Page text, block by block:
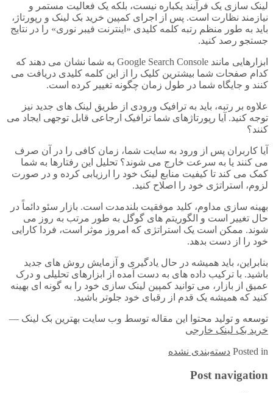
لینک سازی یک فرآیند یکباره نیست، بلکه یک فعالیت مستمر و
نیازمند نظارت است. پس از اجرای کمپین خرید بک لینک و رپورتاژ،
باید به طور منظم رتبه کلمه کلیدی «اینترنت فیبر نوری» را در نتایج
جستجو رصد کنید.
ابزارهایی مانند Google Search Console به شما نشان می دهند که
کدام صفحات شما بیشترین کلیک را از این کلمه کلیدی دریافت می
کنند و جایگاه شما در طول زمان چگونه تغییر کرده است.
علاوه بر رتبه، باید به ترافیک ورودی از طریق لینک های جدید نیز
توجه کنید. آیا رپورتاژهای شما ترافیک ارجاعی قابل توجهی ایجاد می
کنند؟
آیا کاربران پس از ورود به سایت شما، زمان کافی را در آن صرف
می کنند یا به سرعت خارج می شوند؟ تحلیل این رفتارها به شما
کمک می کند تا کیفیت منابع لینک خود را ارزیابی کرده و در صورت
لزوم، استراتژی خود را اصلاح کنید.
بهینه سازی مداوم، کلید موفقیت بلندمدت است. بازار سئو دائماً در
حال تغییر است و الگوریتم های گوگل به طور مرتب به روز می
شوند. ممکن است یک استراتژی که امروز موثر است، فردا کارایی
خود را از دست بدهد.
بنابراین، باید همیشه در حال یادگیری و آزمایش روش های جدید
باشید. با ترکیب داده های به دست آمده از ابزارهای تحلیلی و درک
عمیق از بازار، می توانید کمپین لینک سازی خود را به گونه ای بهینه
کنید که همیشه یک قدم از رقبای خود جلوتر باشید.
توسعه و تولید محتوا این مقاله توسط وب سایت بهترین بک لینک —
خرید بک لینک خارجی
Posted in دسته‌بندی نشده
Post navigation